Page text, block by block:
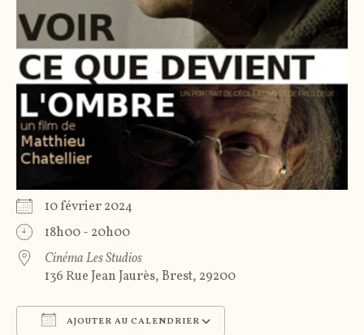
10 février 2024
18h00 - 20h00
Cinéma Les Studios
136 Rue Jean Jaurès, Brest, 29200
AJOUTER AU CALENDRIER